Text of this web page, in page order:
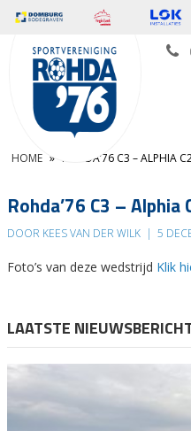
HOME » ROHDA’76 C3 – ALPHIA
Rohda’76 C3 – Alphia
DOOR KEES VAN DER WILK | 5
Foto’s van deze wedstrijd Klik
LAATSTE